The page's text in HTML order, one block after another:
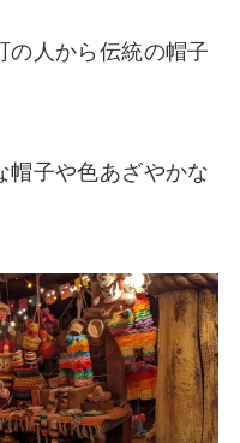
の人から伝統の帽子
帽子や色あざやかな